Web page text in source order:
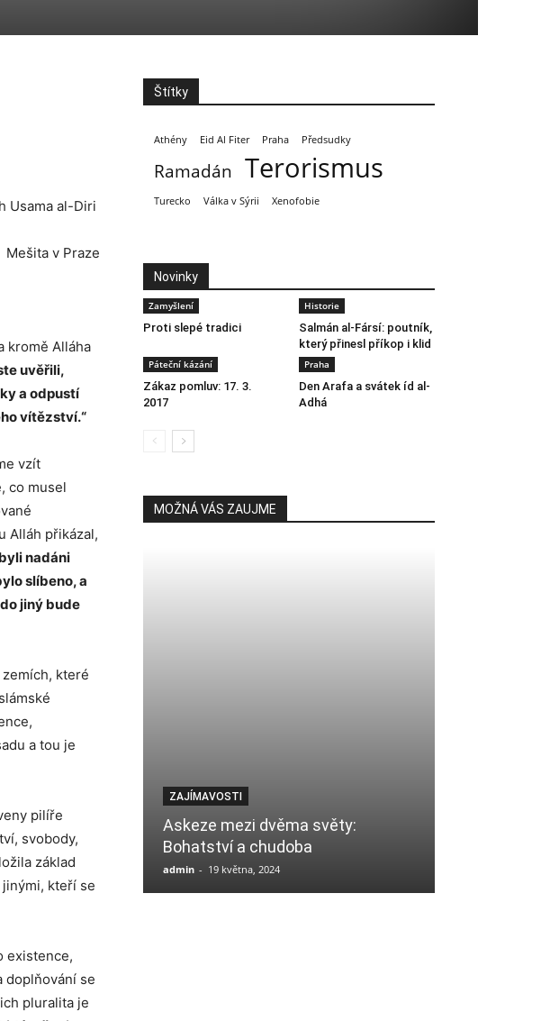
Usama al-Diri
Mešita v Praze
kromě Alláha
uvěřili,
a odpustí
vítězství.“
vzít
co musel
Alláh přikázal,
nadáni
slíbeno, a
jiný bude
které
a tou je
pilíře
svobody,
základ
kteří se
existence,
doplňování se
pluralita je
Štítky
Athény Eid Al Fiter Praha Předsudky
Ramadán Terorismus
Turecko Válka v Sýrii Xenofobie
Novinky
Zamyšlení
Proti slepé tradici
Historie
Salmán al-Fársí: poutník,
který přinesl příkop i klid
Páteční kázání
Zákaz pomluv: 17. 3.
2017
Praha
Den Arafa a svátek íd al-
Adhá
MOŽNÁ VÁS ZAUJME
ZAJÍMAVOSTI
Askeze mezi dvěma světy:
Bohatství a chudoba
admin - 19 května, 2024